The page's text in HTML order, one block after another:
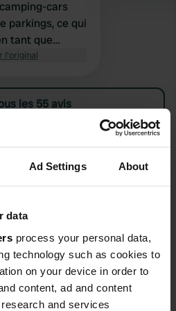
Ad Settings About
data
process your personal data,
technology such as cookies to
on your device in order to
content, ad and content
and services
cars
parkings, ce qui
tant que
une place de
car.
l'original
les 55 avis